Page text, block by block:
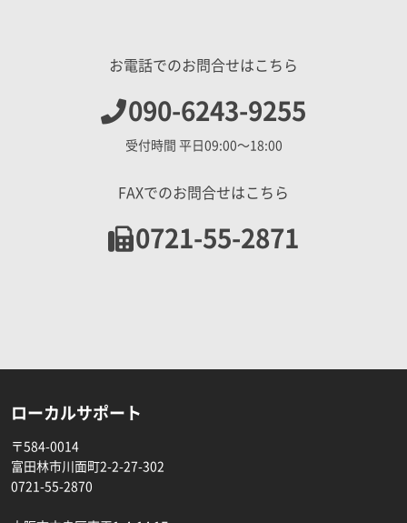
お電話でのお問合せはこちら
090-6243-9255
受付時間 平日09:00〜18:00
FAXでのお問合せはこちら
0721-55-2871
ローカルサポート
〒584-0014
富田林市川面町2-2-27-302
0721-55-2870